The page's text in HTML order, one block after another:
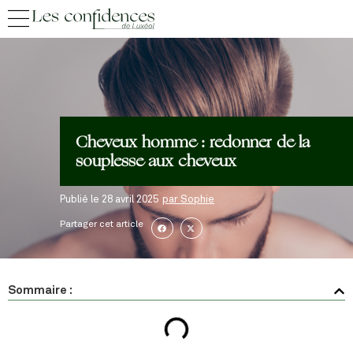
Cheveux homme : redonner de la
souplesse aux cheveux
Publié le 28 avril 2025 par Sophie
Partager cet article
Sommaire :